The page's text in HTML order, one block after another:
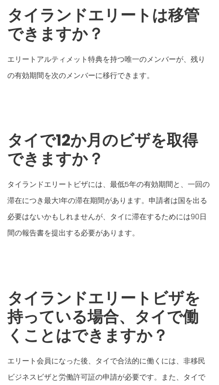
タイランドエリートは移管
できますか？
エリートアルティメット特典を持つ唯一のメンバーが、残り
の有効期間を次のメンバーに移行できます。
タイで12か月のビザを取得
できますか？
タイランドエリートビザには、最低5年の有効期間と、一回の
滞在につき最大1年の滞在期間があります。申請者は国を出る
必要はないかもしれませんが、タイに滞在するためには90日
間の報告書を提出する必要があります。
タイランドエリートビザを
持っている場合、タイで働
くことはできますか？
エリート会員になった後、タイで合法的に働くには、非移民
ビジネスビザと労働許可証の申請が必要です。また、タイで